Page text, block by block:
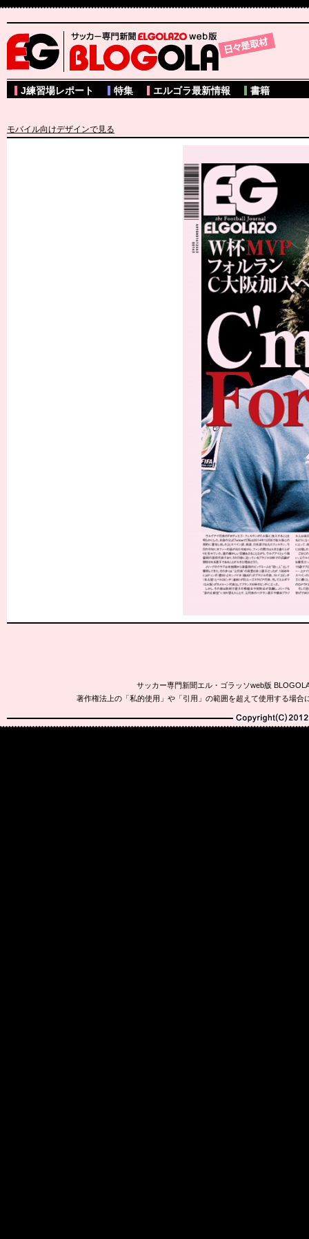
サッカー専門新聞ELGOLAZO web版 BLOGOLA
J練習場レポート 特集 エルゴラ最新情報 書籍
モバイル向けデザインで見る
サッカー専門新聞エル・ゴラッソweb版
著作権法上の「私的使用」や「引用」の範囲を超えて使用する場
Copyright(C)2010-